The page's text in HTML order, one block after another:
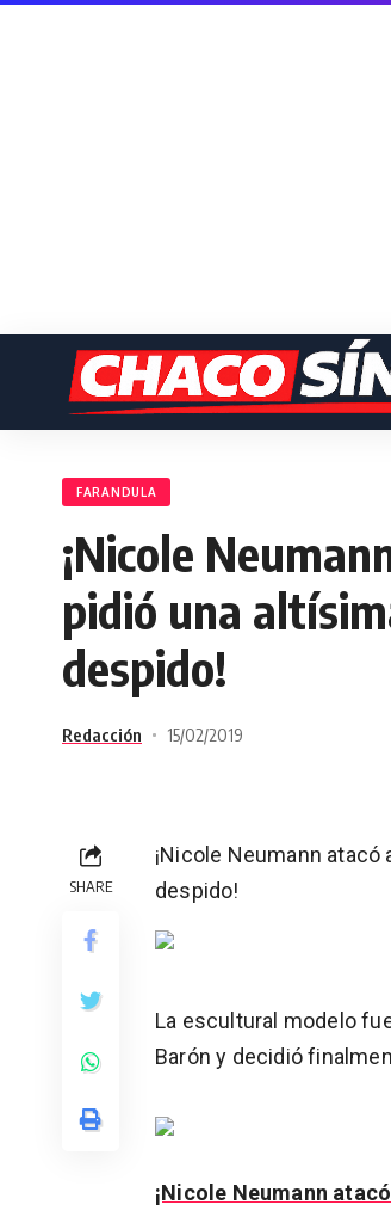
FARANDULA
¡Nicole
pidió una
despido!
Redacción 15/02/2019
SHARE
¡Nicole Neumann
despido!
La escultural modelo
Barón y decidió
¡Nicole Neumann